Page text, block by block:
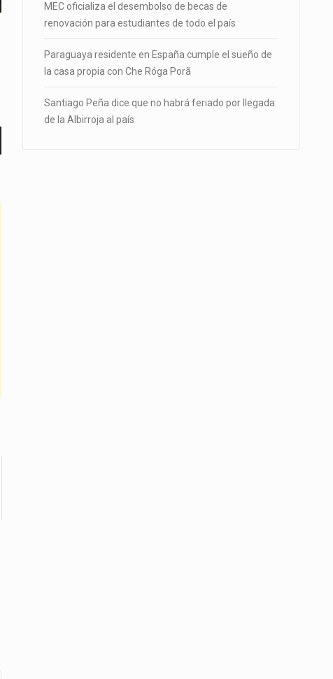
MEC oficializa el desembolso de becas de
renovación para estudiantes de todo el país
Paraguaya residente en España cumple el sueño de
la casa propia con Che Róga Porã
Santiago Peña dice que no habrá feriado por llegada
de la Albirroja al país